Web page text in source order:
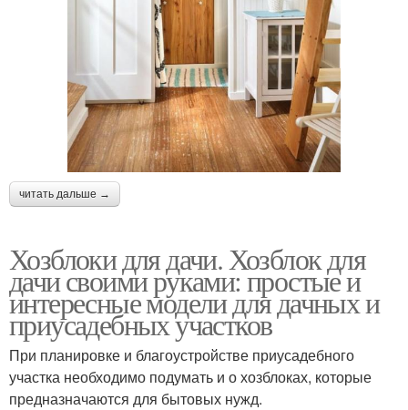
читать дальше →
Хозблоки для дачи. Хозблок для
дачи своими руками: простые и
интересные модели для дачных и
приусадебных участков
При планировке и благоустройстве приусадебного
участка необходимо подумать и о хозблоках, которые
предназначаются для бытовых нужд.